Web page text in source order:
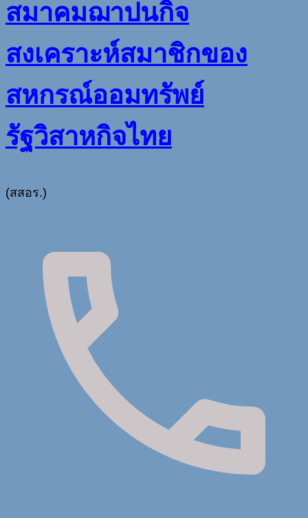
สมาคมฌาปนกิจ
สงเคราะห์สมาชิกของ
สหกรณ์ออมทรัพย์
รัฐวิสาหกิจไทย
(สสอร.)